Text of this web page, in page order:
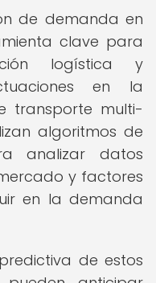
de demanda en
clave para
logística y
en la
transporte multi-
algoritmos de
analizar datos
y factores
en la demanda
de estos